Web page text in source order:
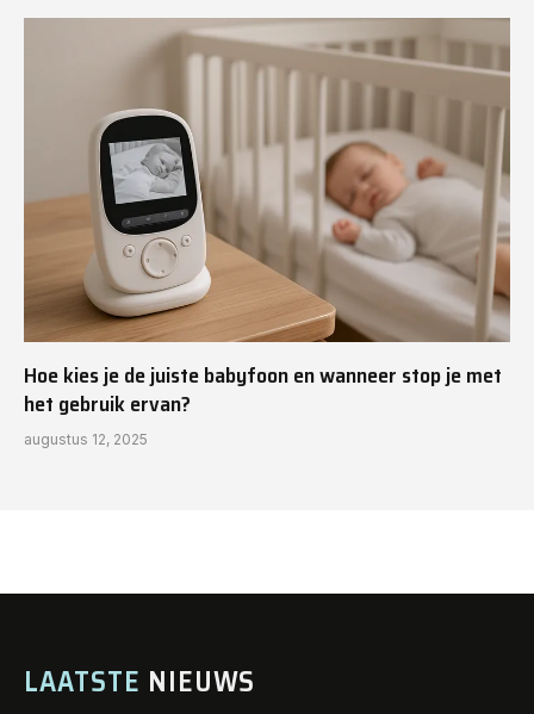
Hoe kies je de juiste babyfoon en wanneer stop je met
het gebruik ervan?
augustus 12, 2025
LAATSTE NIEUWS